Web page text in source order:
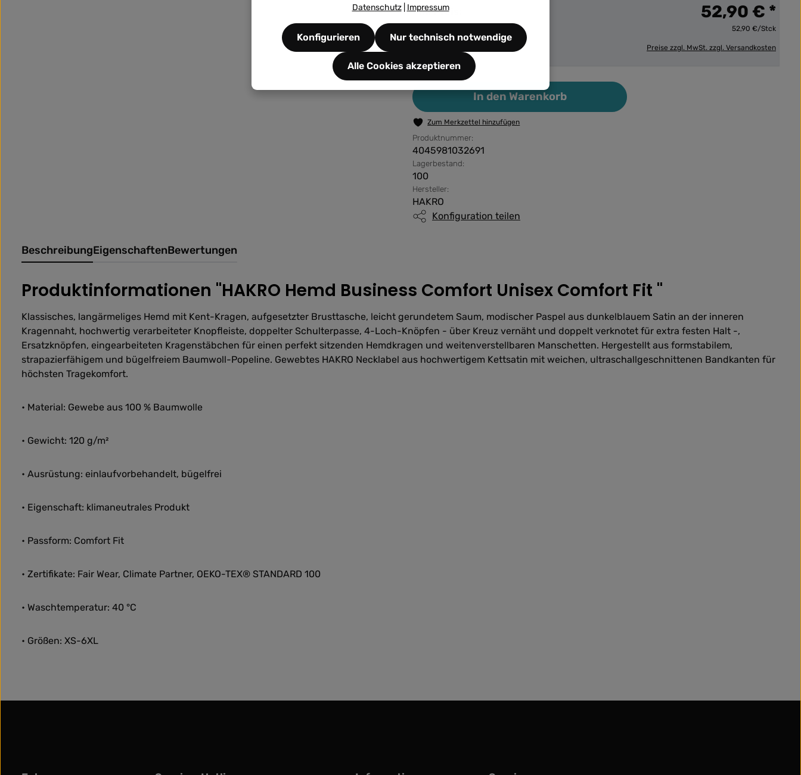
Ihr Preis: 52,90 € *
52,90 €/Stck
Preise zzgl. MwSt. zzgl. Versandkosten
Produkt Anzahl: Gib den gewünschten Wert ein oder
In den Warenkorb
Zum Merkzettel hinzufügen
Produktnummer:
4045981032691
Lagerbestand:
100
Hersteller:
HAKRO
Konfiguration teilen
BeschreibungEigenschaftenBewertungen
Produktinformationen "HAKRO Hemd Business Comfort Unisex Comfort Fit "
Klassisches, langärmeliges Hemd mit Kent-Kragen, aufgesetzter Brusttasche, leicht gerundetem Saum, modischer Paspel aus dunkelblauem Satin an der inneren
Kragennaht, hochwertig verarbeiteter Knopfleiste, doppelter Schulterpasse, 4-Loch-Knöpfen - über Kreuz vernäht und doppelt verknotet für extra festen Halt -,
Ersatzknöpfen, eingearbeiteten Kragenstäbchen für einen perfekt sitzenden Hemdkragen und weitenverstellbaren Manschetten. Hergestellt aus formstabilem,
strapazierfähigem und bügelfreiem Baumwoll-Popeline. Gewebtes HAKRO Necklabel aus hochwertigem Kettsatin mit weichen, ultraschallgeschnittenen Bandkanten für
höchsten Tragekomfort.
• Material: Gewebe aus 100 % Baumwolle
• Gewicht: 120 g/m²
• Ausrüstung: einlaufvorbehandelt, bügelfrei
• Eigenschaft: klimaneutrales Produkt
• Passform: Comfort Fit
• Zertifikate: Fair Wear, Climate Partner, OEKO-TEX® STANDARD 100
• Waschtemperatur: 40 °C
• Größen: XS-6XL
Datenschutz| Impressum
Nur technisch notwendige
Konfigurieren
Alle Cookies akzeptieren